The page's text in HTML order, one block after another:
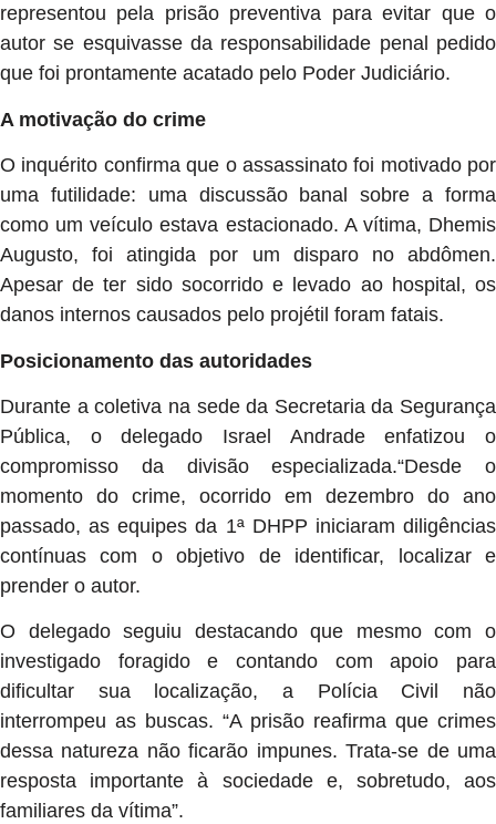
representou pela prisão preventiva para evitar que o
autor se esquivasse da responsabilidade penal pedido
que foi prontamente acatado pelo Poder Judiciário.
A motivação do crime
O inquérito confirma que o assassinato foi motivado por
uma futilidade: uma discussão banal sobre a forma
como um veículo estava estacionado. A vítima, Dhemis
Augusto, foi atingida por um disparo no abdômen.
Apesar de ter sido socorrido e levado ao hospital, os
danos internos causados pelo projétil foram fatais.
Posicionamento das autoridades
Durante a coletiva na sede da Secretaria da Segurança
Pública, o delegado Israel Andrade enfatizou o
compromisso da divisão especializada.“Desde o
momento do crime, ocorrido em dezembro do ano
passado, as equipes da 1ª DHPP iniciaram diligências
contínuas com o objetivo de identificar, localizar e
prender o autor.
O delegado seguiu destacando que mesmo com o
investigado foragido e contando com apoio para
dificultar sua localização, a Polícia Civil não
interrompeu as buscas. “A prisão reafirma que crimes
dessa natureza não ficarão impunes. Trata-se de uma
resposta importante à sociedade e, sobretudo, aos
familiares da vítima”.